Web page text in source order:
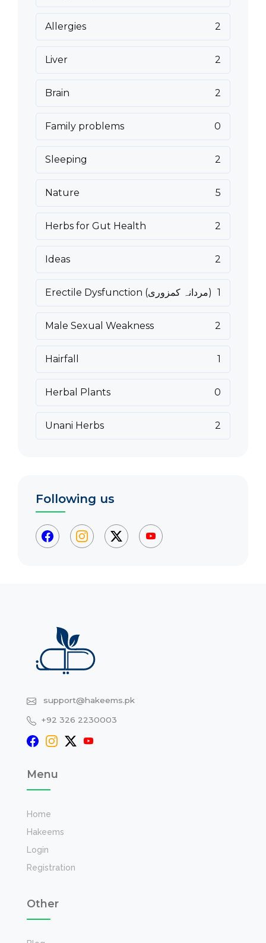
Allergies 2
Liver 2
Brain 2
Family problems 0
Sleeping 2
Nature 5
Herbs for Gut Health 2
Ideas 2
Erectile Dysfunction (مردانہ کمزوری) 1
Male Sexual Weakness 2
Hairfall 1
Herbal Plants 0
Unani Herbs 2
Following us
support@hakeems.pk
+92 326 2230003
Menu
Home
Hakeems
Login
Registration
Other